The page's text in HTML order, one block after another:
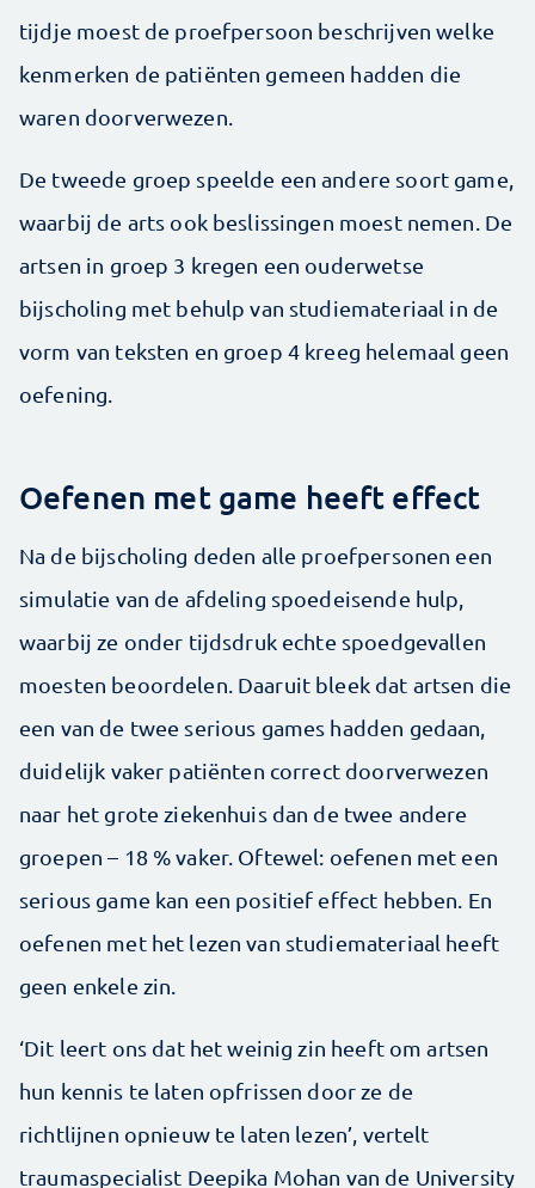
tijdje moest de proefpersoon beschrijven welke
kenmerken de patiënten gemeen hadden die
waren doorverwezen.
De tweede groep speelde een andere soort game,
waarbij de arts ook beslissingen moest nemen. De
artsen in groep 3 kregen een ouderwetse
bijscholing met behulp van studiemateriaal in de
vorm van teksten en groep 4 kreeg helemaal geen
oefening.
Oefenen met game heeft effect
Na de bijscholing deden alle proefpersonen een
simulatie van de afdeling spoedeisende hulp,
waarbij ze onder tijdsdruk echte spoedgevallen
moesten beoordelen. Daaruit bleek dat artsen die
een van de twee serious games hadden gedaan,
duidelijk vaker patiënten correct doorverwezen
naar het grote ziekenhuis dan de twee andere
groepen – 18 % vaker. Oftewel: oefenen met een
serious game kan een positief effect hebben. En
oefenen met het lezen van studiemateriaal heeft
geen enkele zin.
‘Dit leert ons dat het weinig zin heeft om artsen
hun kennis te laten opfrissen door ze de
richtlijnen opnieuw te laten lezen’, vertelt
traumaspecialist Deepika Mohan van de University